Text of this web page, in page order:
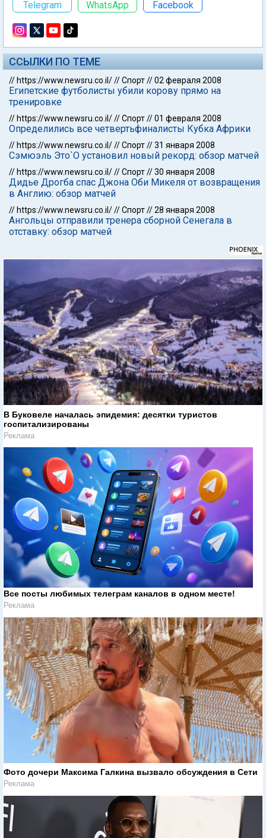
Telegram WhatsApp Facebook
ССЫЛКИ ПО ТЕМЕ
// https://www.newsru.co.il///Спорт//02 февраля 2008
Египетские футболисты убили корову прямо на
тренировке
// https://www.newsru.co.il///Спорт//01 февраля 2008
Определились все четвертьфиналисты Кубка Африки
// https://www.newsru.co.il///Спорт//31 января 2008
Сэмюэль Это`О установил новый рекорд: обзор матчей
// https://www.newsru.co.il///Спорт//30 января 2008
Дидье Дрогба спас Джона Оби Микеля от возвращения
в Англию: обзор матчей
// https://www.newsru.co.il///Спорт//28 января 2008
Ангольцы отправили тренера сборной Сенегала в
отставку: обзор матчей
В Буковеле началась эпидемия: десятки туристов
госпитализированы
Реклама
Все посты любимых телеграм каналов в одном месте!
Реклама
Фото дочери Максима Галкина вызвало обсуждения в Сети
Реклама